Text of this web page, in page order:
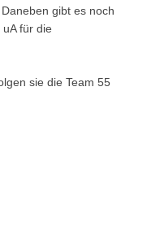
gibt es noch
für die
sie die Team 55